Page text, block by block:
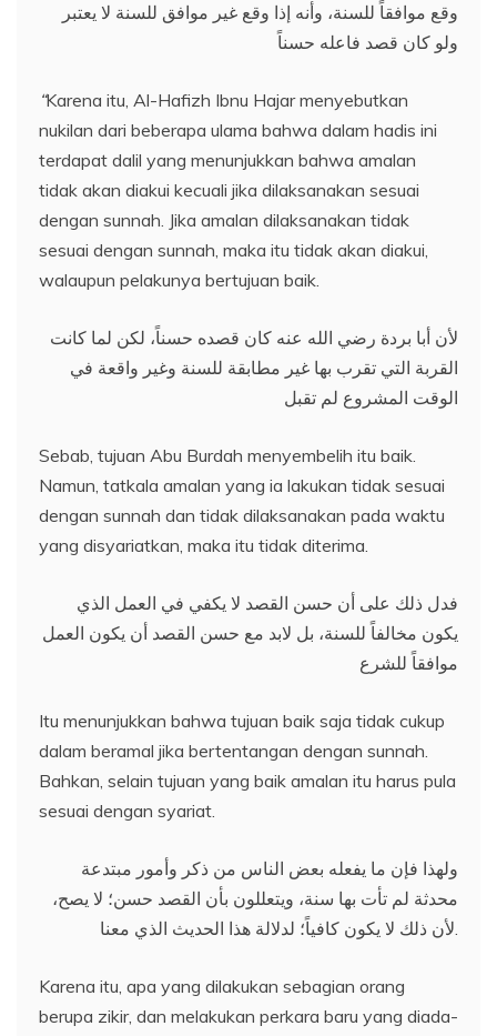
وقع موافقاً للسنة، وأنه إذا وقع غير موافق للسنة لا يعتبر
ولو كان قصد فاعله حسناً
“Karena itu, Al-Hafizh Ibnu Hajar menyebutkan
nukilan dari beberapa ulama bahwa dalam hadis ini
terdapat dalil yang menunjukkan bahwa amalan
tidak akan diakui kecuali jika dilaksanakan sesuai
dengan sunnah. Jika amalan dilaksanakan tidak
sesuai dengan sunnah, maka itu tidak akan diakui,
walaupun pelakunya bertujuan baik.
لأن أبا بردة رضي الله عنه كان قصده حسناً، لكن لما كانت
القربة التي تقرب بها غير مطابقة للسنة وغير واقعة في
الوقت المشروع لم تقبل
Sebab, tujuan Abu Burdah menyembelih itu baik.
Namun, tatkala amalan yang ia lakukan tidak sesuai
dengan sunnah dan tidak dilaksanakan pada waktu
yang disyariatkan, maka itu tidak diterima.
فدل ذلك على أن حسن القصد لا يكفي في العمل الذي
يكون مخالفاً للسنة، بل لابد مع حسن القصد أن يكون العمل
موافقاً للشرع
Itu menunjukkan bahwa tujuan baik saja tidak cukup
dalam beramal jika bertentangan dengan sunnah.
Bahkan, selain tujuan yang baik amalan itu harus pula
sesuai dengan syariat.
ولهذا فإن ما يفعله بعض الناس من ذكر وأمور مبتدعة
محدثة لم تأت بها سنة، ويتعللون بأن القصد حسن؛ لا يصح،
لأن ذلك لا يكون كافياً؛ لدلالة هذا الحديث الذي معنا.
Karena itu, apa yang dilakukan sebagian orang
berupa zikir, dan melakukan perkara baru yang diada-